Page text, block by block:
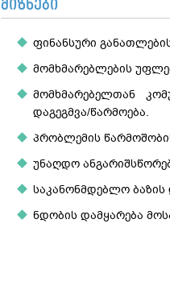
მიზნები
ფინანსური
მომხმარებლების
მომხმარებელთან
დაგეგმვა/წარმოება.
პრობლემის
უნაღდო
საკანონმდებლო ბაზის
ნდობის დამყარება